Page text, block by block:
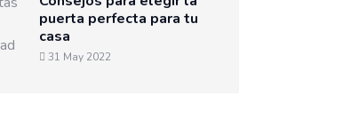
puerta perfecta para tu
casa
31 May 2022